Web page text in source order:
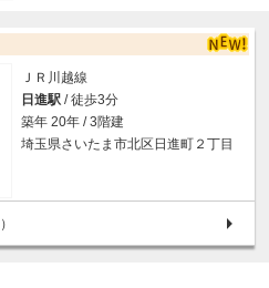
ＪＲ川越線
日進駅 / 徒歩3分
築年 20年 / 3階建
埼玉県さいたま市北区日進町２丁目
）